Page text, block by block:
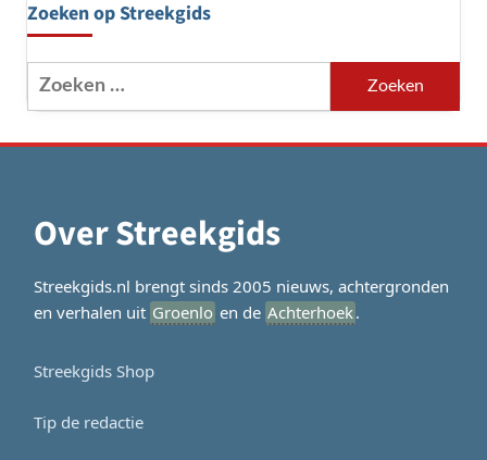
Zoeken op Streekgids
Zoeken
naar:
Over Streekgids
Streekgids.nl brengt sinds 2005 nieuws, achtergronden
en verhalen uit Groenlo en de Achterhoek.
Streekgids Shop
Tip de redactie